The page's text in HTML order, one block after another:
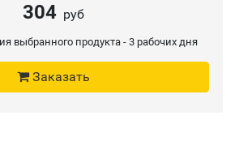
304 руб
выбранного продукта - 3 рабочих дня
Заказать